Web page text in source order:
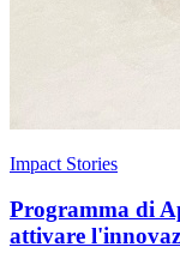
Impact Stories
Programma di
attivare